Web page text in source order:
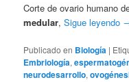
Corte de ovario humano
medular,Sigue leyendo
Publicado en Biología |
Embriología,
neurodesarrollo,